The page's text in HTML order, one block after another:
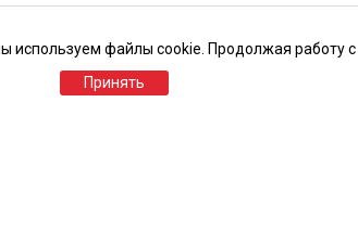
используем файлы cookie. Продолжая работу
Принять